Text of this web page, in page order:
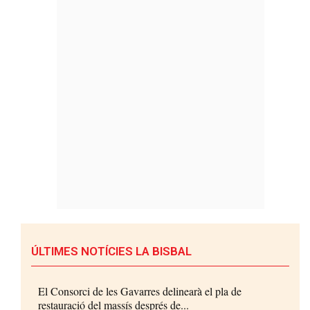
ÚLTIMES NOTÍCIES LA BISBAL
El Consorci de les Gavarres delinearà el pla de
restauració del massís després de...